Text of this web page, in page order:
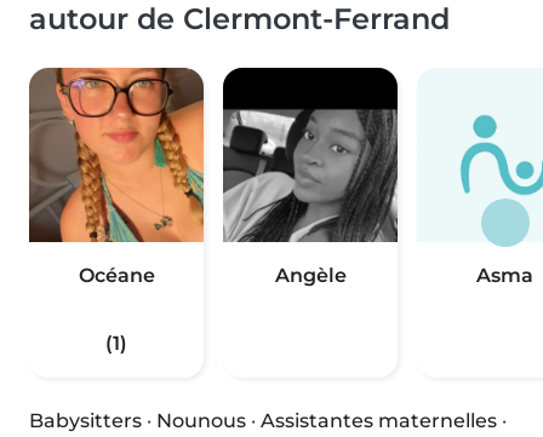
autour de Clermont-Ferrand
Océane
(1)
Angèle Asma
Babysitters · Nounous · Assistantes maternelles ·